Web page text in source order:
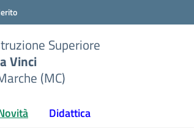
Superiore
Vinci
(MC)
Didattica